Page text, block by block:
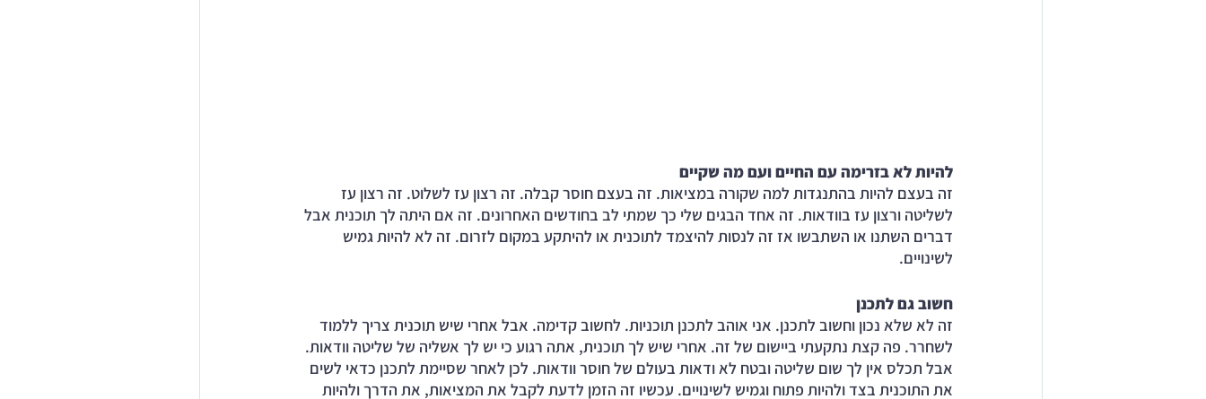
להיות לא בזרימה עם החיים ועם מה שקיים
זה בעצם להיות בהתנגדות למה שקורה במציאות. זה בעצם חוסר קבלה. זה רצון עז לשלוט. זה רצון עז
לשליטה ורצון עז בוודאות. זה אחד הבגים שלי כך שמתי לב בחודשים האחרונים. זה אם היתה לך תוכנית אבל
דברים השתנו או השתבשו אז זה לנסות להיצמד לתוכנית או להיתקע במקום לזרום. זה לא להיות גמיש
לשינויים.
חשוב גם לתכנן
זה לא שלא נכון וחשוב לתכנן. אני אוהב לתכנן תוכניות. לחשוב קדימה. אבל אחרי שיש תוכנית צריך ללמוד
לשחרר. פה קצת נתקעתי ביישום של זה. אחרי שיש לך תוכנית, אתה רגוע כי יש לך אשליה של שליטה וודאות.
אבל תכלס אין לך שום שליטה ובטח לא ודאות בעולם של חוסר וודאות. לכן לאחר שסיימת לתכנן כדאי לשים
את התוכנית בצד ולהיות פתוח וגמיש לשינויים. עכשיו זה הזמן לדעת לקבל את המציאות, את הדרך ולהיות